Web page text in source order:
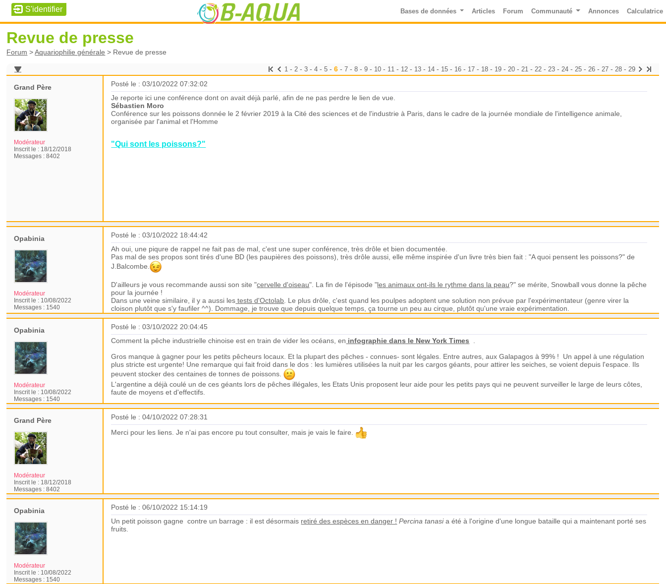
Bases de données Articles Forum Communauté Annonces Calculatrice
Revue de presse
Forum >Aquariophilie générale > Revue de presse
1 - 2 -3 -4 -5 -6 -7 -8 -9 - 10 - 11 - 12 - 13 - 14 - 15 - 16 - 17 - 18 - 19 - 20 - 21 - 22 - 23 - 24 - 25 - 26 - 27 - 28 - 29
Grand Père
Modérateur
Inscrit le : 18/12/2018
Messages :8402
Posté le : 03/10/2022 07:32:02
Je reporte ici une conférence dont on avait déjà parlé, afin de ne pas perdre le lien de vue.
Sébastien Moro
Conférence sur les poissons donnée le 2 février 2019 à la Cité des sciences et de l'industrie à Paris, dans le cadre de la journée mondiale de l'intelligence animale,
organisée par l'animal et l'Homme
"Qui sont les poissons?"
Opabinia
Modérateur
Inscrit le : 10/08/2022
Messages : 1540
Posté le : 03/10/2022 18:44:42
Ah oui, une piqure de rappel ne fait pas de mal, c'est une super conférence, très drôle et bien documentée.
Pas mal de ses propos sont tirés d'une BD (les paupières des poissons), très drôle aussi, elle même inspirée d'un livre très bien fait : "A quoi pensent les poissons?" de
J.Balcombe.
D'ailleurs je vous recommande aussi son site "cervelle d'oiseau". La fin de l'épisode "les animaux ont-ils le rythme dans la peau?" se mérite, Snowball vous donne la pêche
pour la journée !
Dans une veine similaire, il y a aussi les tests d'Octolab . Le plus drôle, c'est quand les poulpes adoptent une solution non prévue par l'expérimentateur (genre virer la
cloison plutôt que s'y faufiler ^^). Dommage, je trouve que depuis quelque temps, ça tourne un peu au cirque, plutôt qu'une vraie expérimentation.
Opabinia
Modérateur
Inscrit le : 10/08/2022
Messages : 1540
Posté le : 03/10/2022 20:04:45
Comment la pêche industrielle chinoise est en train de vider les océans, en infographie dans le New York Times
Gros manque à gagner pour les petits pêcheurs locaux. Et la plupart des pêches - connues- sont légales. Entre autres, aux Galapagos à 99% !
Un appel à une régulation
plus stricte est urgente! Une remarque qui fait froid dans le dos : les lumières utilisées la nuit par les cargos géants, pour attirer les seiches, se voient depuis l'espace. Ils
peuvent stocker des centaines de tonnes de poissons.
L'argentine a déjà coulé un de ces géants lors de pêches illégales, les Etats Unis proposent leur aide pour les petits pays qui ne peuvent surveiller le large de leurs côtes,
faute de moyens et d'effectifs.
Grand Père
Modérateur
Inscrit le : 18/12/2018
Messages :8402
Posté le : 04/10/2022 07:28:31
Merci pour les liens. Je n'ai pas encore pu tout consulter, mais je vais le faire.
Opabinia
Modérateur
Inscrit le : 10/08/2022
Messages : 1540
Posté le : 06/10/2022 15:14:19
Un petit poisson gagne contre un barrage : il est désormais retiré des espèces en danger ! Percina tanasia été à l'origine d'une longue bataille qui a maintenant porté ses
fruits.